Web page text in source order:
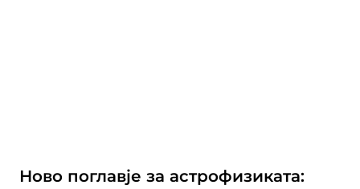
Ново поглавје за астрофизиката: